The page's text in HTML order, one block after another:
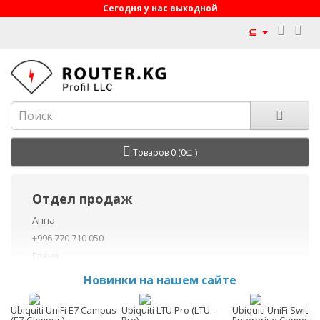
Сегодня у нас выходной
⊆
Товаров 0 (0⊆ )
Отдел продаж
Анна
+996 770 710 050
Елена
+996 770 710 040
+996 755 710 050
Данил
Новинки на нашем сайте
Ubiquiti UniFi E7 Campus Ubiquiti LTU Pro (LTU- Ubiquiti UniFi Switch